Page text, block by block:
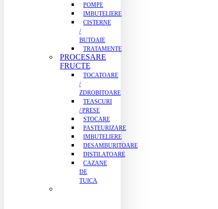
POMPE
IMBUTELIERE
CISTERNE
/
BUTOAIE
TRATAMENTE
PROCESARE
FRUCTE
TOCATOARE
/
ZDROBITOARE
TEASCURI
/ PRESE
STOCARE
PASTEURIZARE
IMBUTELIERE
DESAMBURITOARE
DISTILATOARE
CAZANE
DE
TUICA